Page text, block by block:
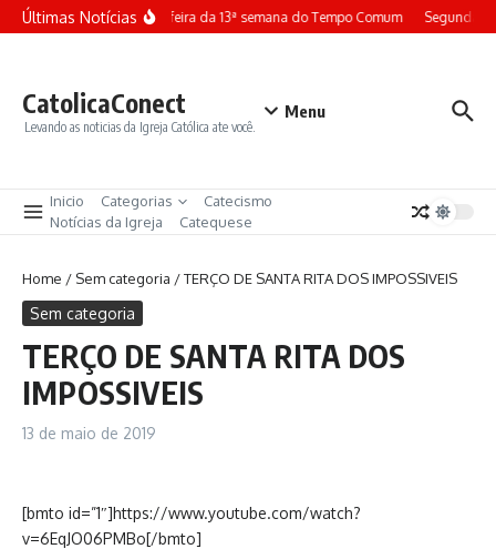
Ir para o conteúdo
Últimas NotíciasTerça-feira da 13ª semana do Tempo Comum Segunda-
CatolicaConect
Levando as noticias da Igreja Católica ate você.
Menu
Inicio Categorias
Catecismo
Notícias da Igreja
Catequese
Home / Sem categoria /TERÇO DE SANTA RITA DOS IMPOSSIVEIS
Sem categoria
TERÇO DE SANTA RITA DOS
IMPOSSIVEIS
13 de maio de 2019
[bmto id=”1″]https://www.youtube.com/watch?
v=6EqJO06PMBo[/bmto]